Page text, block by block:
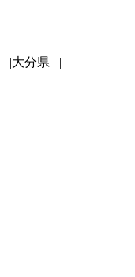
大分県